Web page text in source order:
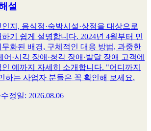
설
지, 음식점·숙박시설·상점을 대상으로
기 쉽게 설명합니다. 2024년 4월부터 민
화된 배경, 구체적인 대응 방법, 과중한
·시각 장애·청각 장애·발달 장애 고객에
예까지 자세히 소개합니다. "어디까지
하는 사업자 분들은 꼭 확인해 보세요.
수정일: 2026.08.06